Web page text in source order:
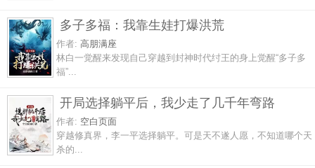
多子多福：我靠生娃打爆洪荒
作者: 高朋满座
林白一觉醒来发现自己穿越到封神时代纣王的身上觉醒“多子多
福”...
开局选择躺平后，我少走了几千年弯路
作者: 空白页面
穿越修真界，李一平选择躺平。可是天不遂人愿，不知道哪个天
杀的...